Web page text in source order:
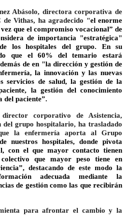
Abásolo, directora corporativa de
de Vithas, ha agradecido "el enorme
que el compromiso vocacional” de
de importancia "estratégica"
los hospitales del grupo. En su
que el 60% del temario estará
de en "la dirección y gestión de
la innovación y las nuevas
servicios de salud, la gestión de la
la gestión del conocimiento
del paciente”.
corporativo de Asistencia,
del grupo hospitalario, ha trasladado
la enfermería aporta al Grupo
nuestros hospitales, donde pivota
con el que mayor contacto tienen
que mayor peso tiene en
destacando de este modo la
adecuada mediante la
de gestión como las que recibirán
para afrontar el cambio y la